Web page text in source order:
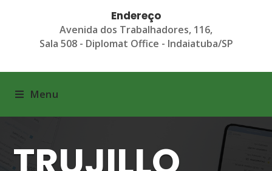
Endereço
Avenida dos Trabalhadores, 116,
Sala 508 - Diplomat Office - Indaiatuba/SP
Menu